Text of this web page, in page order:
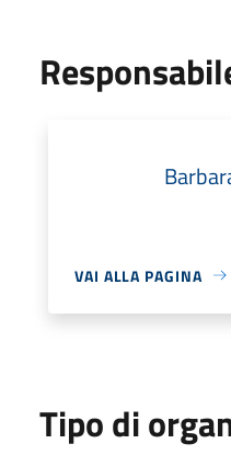
VAI ALLA PAGINA
Tipo di